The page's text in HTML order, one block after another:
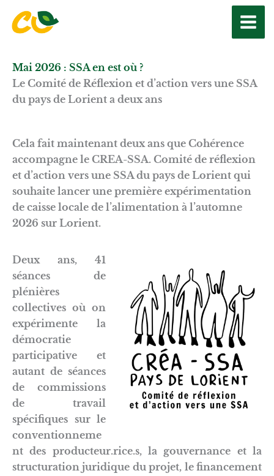
Mai 2026 : SSA en est où ?
Le Comité de Réflexion et d’action vers une SSA
du pays de Lorient a deux ans
Cela fait maintenant deux ans que Cohérence
accompagne le CREA-SSA. Comité de réflexion
et d’action vers une SSA du pays de Lorient qui
souhaite lancer une première expérimentation
de caisse locale de l’alimentation à l’automne
2026 sur Lorient.
Deux ans, 41
séances de
plénières
collectives où on
expérimente la
démocratie
participative et
autant de séances
de commissions
de travail
spécifiques sur le
conventionneme
nt des producteur.rice.s, la gouvernance et la
structuration juridique du projet, le financement